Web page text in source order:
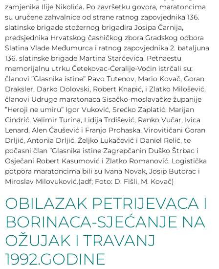
zamjenika Ilije Nikolića. Po završetku govora, maratoncima
su uručene zahvalnice od strane ratnog zapovjednika 136.
slatinske brigade stožernog brigadira Josipa Čarnija,
predsjednika Hrvatskog časničkog zbora Gradskog odbora
Slatina Vlade Međumurca i ratnog zapovjednika 2. bataljuna
136. slatinske brigade Martina Starčevića. Petnaestu
memorijalnu utrku Četekovac-Ćeralije-Voćin istrčali su:
članovi ”Glasnika istine” Pavo Tutenov, Mario Kovač, Goran
Draksler, Darko Dolovski, Robert Knapić, i Zlatko Milošević,
članovi Udruge maratonaca Sisačko-moslavačke županije
”Heroji ne umiru” Igor Vuković, Srećko Zaplatić, Marijan
Cindrić, Velimir Turina, Lidija Trdišević, Ranko Vučar, Ivica
Lenard, Alen Čaušević i Franjo Prohaska, Virovitičani Goran
Drljić, Antonia Drljić, Željko Lukačević i Daniel Relić, te
počasni član ”Glasnika istine Zagrepčanin Duško Štrbac i
Osječani Robert Kasumović i Zlatko Romanović. Logistička
potpora maratoncima bili su Ivana Novak, Josip Butorac i
Miroslav Milovuković.(adf; Foto: D. Fišli, M. Kovač)
OBILAZAK PETRIJEVACA I
BORINACA-SJEĆANJE NA
OŽUJAK I TRAVANJ
1992.GODINE